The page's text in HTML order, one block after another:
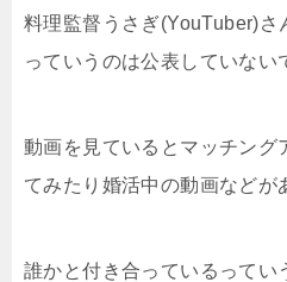
料理監督うさぎ(YouTuber)さ
っていうのは公表していない
動画を見ているとマッチング
てみたり婚活中の動画などが
誰かと付き合っているってい